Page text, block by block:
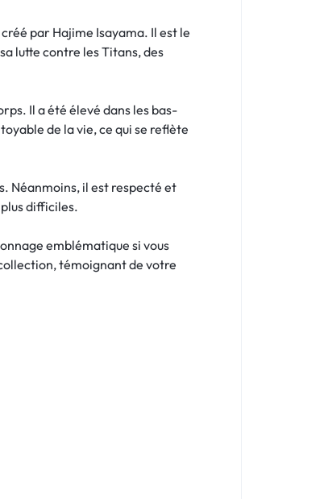
par Hajime Isayama. Il est le
lutte contre les Titans, des
Il a été élevé dans les bas-
de la vie, ce qui se reflète
Néanmoins, il est respecté et
difficiles.
emblématique si vous
témoignant de votre